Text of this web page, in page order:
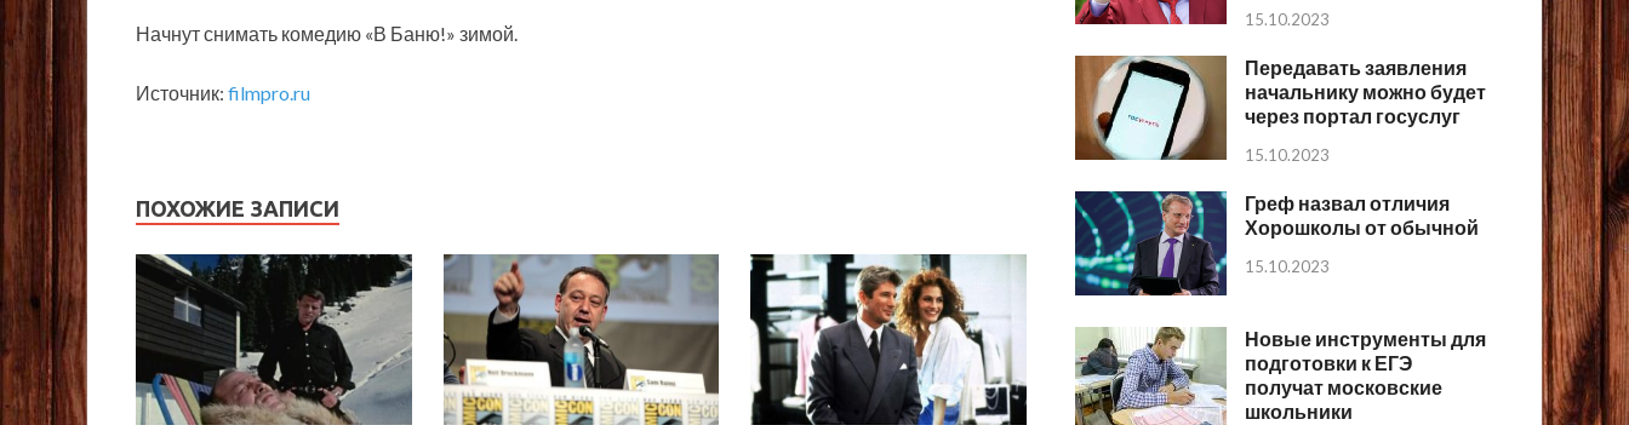
Начнут снимать комедию «В Баню!» зимой.
Источник: filmpro.ru
ПОХОЖИЕ ЗАПИСИ
15.10.2023
Передавать заявления
начальнику можно будет
через портал госуслуг
15.10.2023
Греф назвал отличия
Хорошколы от обычной
15.10.2023
Новые инструменты для
подготовки к ЕГЭ
получат московские
школьники